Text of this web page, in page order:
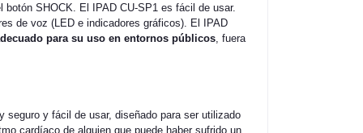
SHOCK. El IPAD CU-SP1 es fácil de usar.
de voz (LED e indicadores gráficos). El IPAD
para su uso en entornos públicos, fuera
seguro y fácil de usar, diseñado para ser utilizado
cardíaco de alguien que puede haber sufrido un